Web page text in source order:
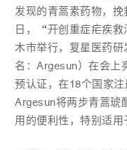
发现的青蒿素药物，
日，“开创重症疟疾
木市举行，复星医药
名：Argesun）在会上
预认证，在18个国家注
Argesun将两步青蒿琥
用的便利性，特别适用